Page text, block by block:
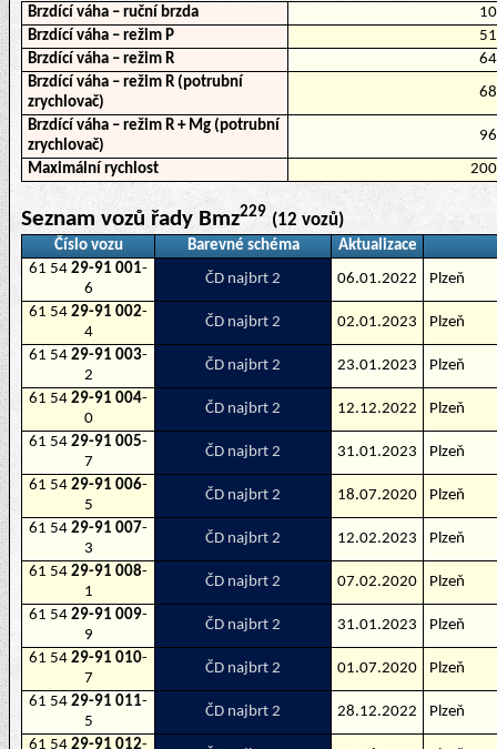
Brzdící váha – ruční brzda
10
Brzdící váha – režim P
51
Brzdící váha – režim R
64
Brzdící váha – režim R (potrubní
zrychlovač)
68
Brzdící váha – režim R + Mg (potrubní
zrychlovač)
96
Maximální rychlost
200
Seznam vozů řady Bmz229 (12 vozů)
Číslo vozu Barevné schéma
Aktualizace
61 54 29-91 001-
6
ČD najbrt 2 06.01.2022
Plzeň
61 54 29-91 002-
4
ČD najbrt 2 02.01.2023
Plzeň
61 54 29-91 003-
2
ČD najbrt 2 23.01.2023
Plzeň
61 54 29-91 004-
0
ČD najbrt 2 12.12.2022
Plzeň
61 54 29-91 005-
7
ČD najbrt 2 31.01.2023
Plzeň
61 54 29-91 006-
5
ČD najbrt 2 18.07.2020
Plzeň
61 54 29-91 007-
3
ČD najbrt 2 12.02.2023
Plzeň
61 54 29-91 008-
1
ČD najbrt 2 07.02.2020
Plzeň
61 54 29-91 009-
9
ČD najbrt 2 31.01.2023
Plzeň
61 54 29-91 010-
7
ČD najbrt 2 01.07.2020
Plzeň
61 54 29-91 011-
5
ČD najbrt 2 28.12.2022
Plzeň
61 54 29-91 012-